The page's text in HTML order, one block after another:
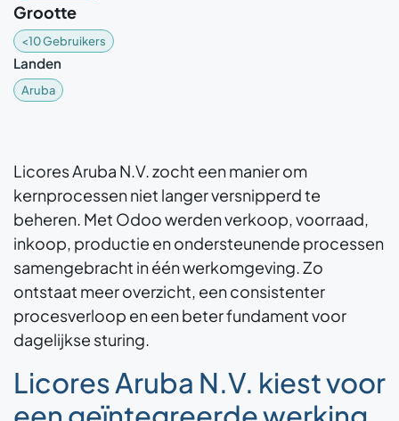
Grootte
<10 Gebruikers
Landen
Aruba
Licores Aruba N.V. zocht een manier om
kernprocessen niet langer versnipperd te
beheren. Met Odoo werden verkoop, voorraad,
inkoop, productie en ondersteunende processen
samengebracht in één werkomgeving. Zo
ontstaat meer overzicht, een consistenter
procesverloop en een beter fundament voor
dagelijkse sturing.
Licores Aruba N.V. kiest voor